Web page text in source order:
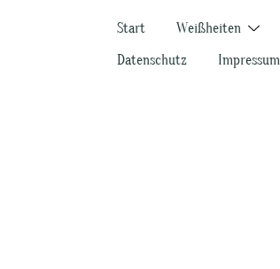
Start Weißheiten
Datenschutz
Impressum